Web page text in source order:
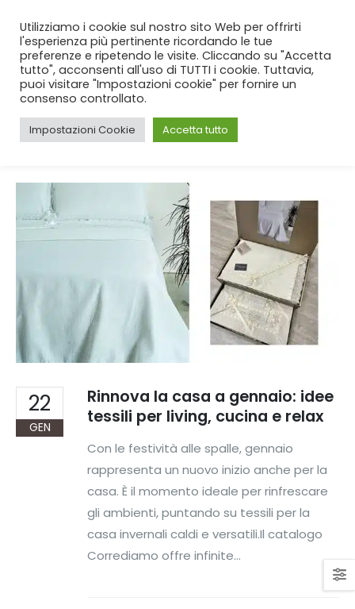
SPEDIZIONE GRATUITA per ordini da 99€!
CASA BLOG TAG -TOVAGLIE
22
GEN
Rinnova la casa a gennaio: idee
tessili per living, cucina e relax
Con le festività alle spalle, gennaio
rappresenta un nuovo inizio anche per la
casa. È il momento ideale per rinfrescare
gli ambienti, puntando su tessili per la
casa invernali caldi e versatili.Il catalogo
Corrediamo offre infinite...
Utilizziamo i cookie sul nostro sito Web per offrirti
l'esperienza più pertinente ricordando le tue
preferenze e ripetendo le visite. Cliccando su "Accetta
tutto", acconsenti all'uso di TUTTI i cookie. Tuttavia,
puoi visitare "Impostazioni cookie" per fornire un
consenso controllato.
Impostazioni Cookie Accetta tutto